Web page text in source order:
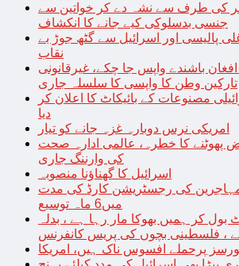
کی طرف سے نشہ دے کر خواتین سے
جنسی بدسلوکی کیے جانے کا انکشاف
پالیسی اور اسرائیل سے گٹھ جوڑ بے
نقاب
باشندے واپس جا چکے، غیرقانونی
تارکین وطن کا واپسی کا سلسلہ جاری
مصنوعات کے بائیکاٹ کا اعلان کر
دیا
امریکی نرس دوبارہ غزہ جانے کو تیار
پھوٹنے کا خطرہ، عالمی ادارہ صحت
کی وارننگ جاری
اسرائیل کا گھناؤنا منصوبہ
کی رجسٹریشن کارڈ کی مدت
میں6 ماہ توسیع
بول کر ہمیں بھوکا مار رہا ہے ، بدلہ
، فلسطینی بچوں کی پریس کانفرنس
پرحملے افسوس ناک ہیں، امریکا